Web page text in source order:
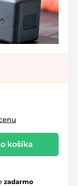
košíka
zadarmo